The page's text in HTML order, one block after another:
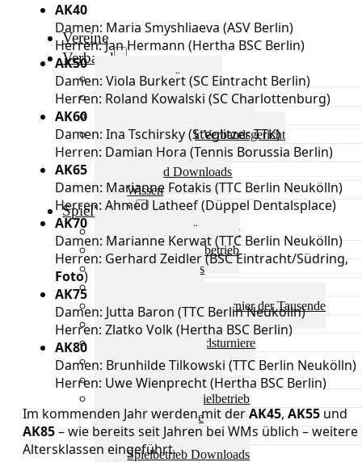
Vereine
Verband
Verband Übersicht
Aktuelles Verband
Ausschüsse & Verbandsgericht
Kinderschutz
Verband Downloads
Wissen
Spielbetrieb
Spielbetrieb Übersicht
Aktuelles Spielbetrieb
BEM & Qualis
TTT – Tischtennisturnier der Tausende
mini-Meisterschaften
Weitere Verbandsturniere
Terminkalender
Turnierausrichtung
Mannschaftsspielbetrieb
Vereinsturniere
Schiedsrichter
Spielbetrieb Downloads
AK40
Damen: Maria Smyshliaeva (ASV Berlin)
Herren: Jan Hermann (Hertha BSC Berlin)
AK50
Damen: Viola Burkert (SC Eintracht Berlin)
Herren: Roland Kowalski (SC Charlottenburg)
AK60
Damen: Ina Tschirsky (Steglitzer TTK)
Herren: Damian Hora (Tennis Borussia Berlin)
AK65
Damen: Marianne Fotakis (TTC Berlin Neukölln)
Herren: Ahmed Latheef (Düppel Dentalsplace)
AK70
Damen: Marianne Kerwat (TTC Berlin Neukölln)
Herren: Gerhard Zeidler (BSC Eintracht/Südring,
Foto)
AK75
Damen: Jutta Baron (TTC Berlin Neukölln)
Herren: Zlatko Volk (Hertha BSC Berlin)
AK80
Damen: Brunhilde Tilkowski (TTC Berlin Neukölln)
Herren: Uwe Wienprecht (Hertha BSC Berlin)
Im kommenden Jahr werden mit derAK45,AK55und
AK85– wie bereits seit Jahren bei WMs üblich – weitere
Altersklassen eingeführt.